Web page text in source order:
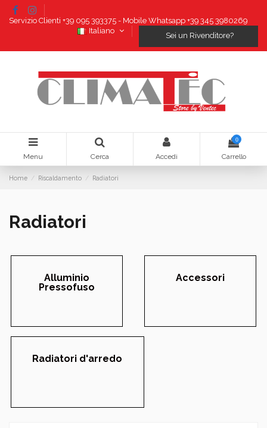
Servizio Clienti +39 095 393375 - Mobile Whatsapp +39 345 3980269
Italiano
Sei un Rivenditore?
Menu Cerca Accedi
0
Carrello
Home Riscaldamento Radiatori
Radiatori
Alluminio
Pressofuso
Accessori
Radiatori d'arredo